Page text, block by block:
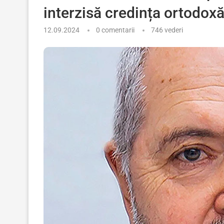
interzisă credința ortodoxă
12.09.2024 0 comentarii 746 vederi